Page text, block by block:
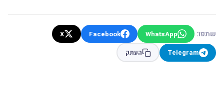
שתפו: WhatsApp
Facebook
X
Telegram
העתק